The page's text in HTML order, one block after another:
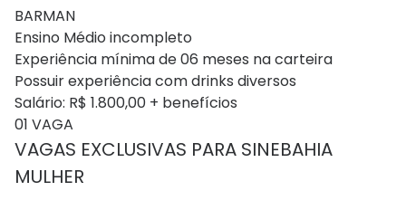
BARMAN
Ensino Médio incompleto
Experiência mínima de 06 meses na carteira
Possuir experiência com drinks diversos
Salário: R$ 1.800,00 + benefícios
01 VAGA
VAGAS EXCLUSIVAS PARA SINEBAHIA
MULHER